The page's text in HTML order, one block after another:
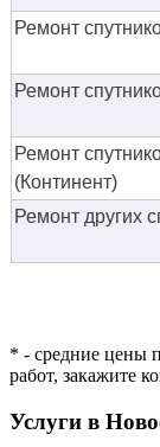
Ремонт
Ремонт
Ремонт
(Континент)
Ремонт других
* - средние цены
работ, закажите
Услуги в